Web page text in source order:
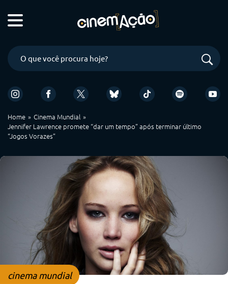
Home
Cinema Mundial
Jennifer Lawrence promete “dar um tempo” após terminar último
“Jogos Vorazes”
cinema mundial